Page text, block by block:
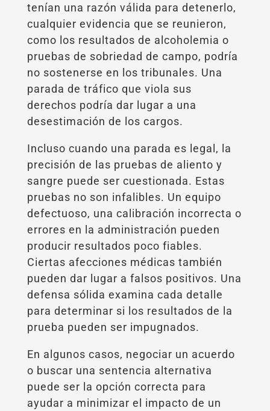
tenían una razón válida para detenerlo,
cualquier evidencia que se reunieron,
como los resultados de alcoholemia o
pruebas de sobriedad de campo, podría
no sostenerse en los tribunales. Una
parada de tráfico que viola sus
derechos podría dar lugar a una
desestimación de los cargos.
Incluso cuando una parada es legal, la
precisión de las pruebas de aliento y
sangre puede ser cuestionada. Estas
pruebas no son infalibles. Un equipo
defectuoso, una calibración incorrecta o
errores en la administración pueden
producir resultados poco fiables.
Ciertas afecciones médicas también
pueden dar lugar a falsos positivos. Una
defensa sólida examina cada detalle
para determinar si los resultados de la
prueba pueden ser impugnados.
En algunos casos, negociar un acuerdo
o buscar una sentencia alternativa
puede ser la opción correcta para
ayudar a minimizar el impacto de un